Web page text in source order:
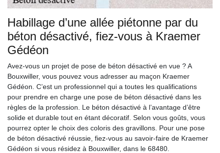
Habillage d’une allée piétonne par du
béton désactivé, fiez-vous à Kraemer
Gédéon
Avez-vous un projet de pose de béton désactivé en vue ? A
Bouxwiller, vous pouvez vous adresser au maçon Kraemer
Gédéon. C’est un professionnel qui a toutes les qualifications
pour prendre en charge une pose de béton désactivé dans les
règles de la profession. Le béton désactivé à l’avantage d’être
solide et durable tout en étant décoratif. Selon vous goûts, vous
pourrez opter le choix des coloris des gravillons. Pour une pose
de béton désactivé réussie, fiez-vous au savoir-faire de Kraemer
Gédéon si vous résidez à Bouxwiller, dans le 68480.